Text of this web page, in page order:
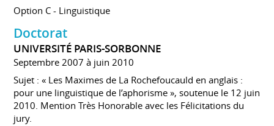
Option C - Linguistique
Doctorat
UNIVERSITÉ PARIS-SORBONNE
Septembre 2007 à juin 2010
Sujet : « Les Maximes de La Rochefoucauld en anglais :
pour une linguistique de l’aphorisme », soutenue le 12 juin
2010. Mention Très Honorable avec les Félicitations du
jury.